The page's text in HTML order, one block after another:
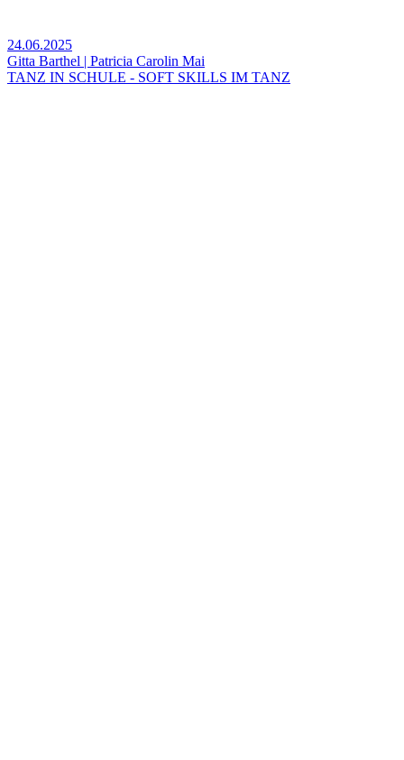
24.06.2025
Gitta Barthel | Patricia Carolin Mai
TANZ IN SCHULE - SOFT SKILLS IM TANZ